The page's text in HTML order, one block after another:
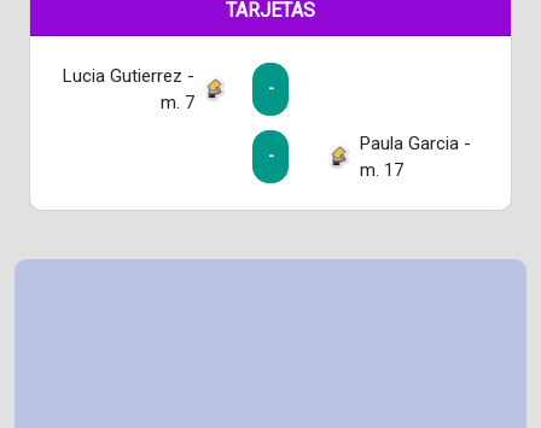
TARJETAS
Lucia Gutierrez -
m. 7
-
-
Paula Garcia -
m. 17